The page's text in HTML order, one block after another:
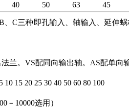
40 50 63 45
、C三种即孔输入、轴输入、延伸
兰。VS配同向输出轴。AS配单向
15 20 25 30 40 50 60 80 100
－10000选用）